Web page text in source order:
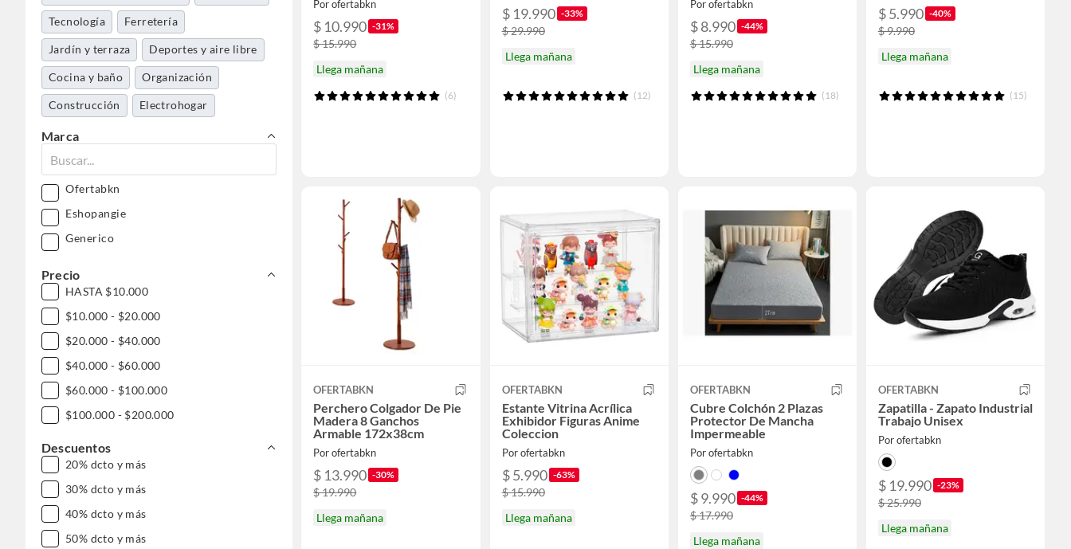
Tecnología Ferretería
Jardín y terraza Deportes y aire libre
Cocina y baño Organización
Construcción Electrohogar
Aseo y limpieza
Belleza, higiene y salud
Gasfitería
Accesorios moda
Marca
Ofertabkn
Eshopangie
Generico
Precio
HASTA $10.000
$10.000 - $20.000
$20.000 - $40.000
$40.000 - $60.000
$60.000 - $100.000
$100.000 - $200.000
Descuentos
20% dcto y más
30% dcto y más
40% dcto y más
50% dcto y más
Por ofertabkn
$ 10.990 -31%
$ 15.990
Llega mañana
(6)
$ 19.990 -33%
$ 29.990
Llega mañana
(12)
Por ofertabkn
$ 8.990 -44%
$ 15.990
Llega mañana
(18)
$ 5.990 -40%
$ 9.990
Llega mañana
(15)
OFERTABKN
Perchero Colgador De Pie
Madera 8 Ganchos
Armable 172x38cm
Por ofertabkn
$ 13.990 -30%
$ 19.990
Llega mañana
OFERTABKN
Estante Vitrina Acrílica
Exhibidor Figuras Anime
Coleccion
Por ofertabkn
$ 5.990 -63%
$ 15.990
Llega mañana
OFERTABKN
Cubre Colchón 2 Plazas
Protector De Mancha
Impermeable
Por ofertabkn
$ 9.990 -44%
$ 17.990
Llega mañana
OFERTABKN
Zapatilla - Zapato Industrial
Trabajo Unisex
Por ofertabkn
$ 19.990 -23%
$ 25.990
Llega mañana